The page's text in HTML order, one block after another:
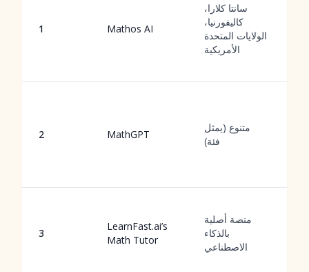
1 Mathos AI
سانتا كلارا،
كاليفورنيا،
الولايات المتحدة
الأمريكية
2 MathGPT
متنوع (يمثل
فئة)
3
LearnFast.ai’s
Math Tutor
منصة أصلية
بالذكاء
الاصطناعي